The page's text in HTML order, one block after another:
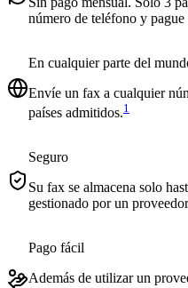
número de teléfono y pague
En cualquier parte del
Envíe un fax a cualquier
países admitidos.1
Seguro
Su fax se almacena solo
gestionado por un
Pago fácil
Además de utilizar un